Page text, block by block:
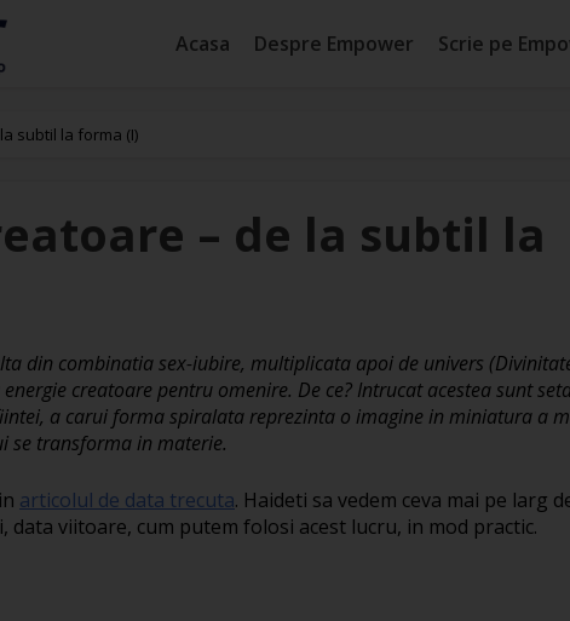
Acasa Despre Empower Scrie pe
subtil la forma (I)
– de la subtil la
din combinatia sex-iubire, multiplicata apoi de univers
creatoare pentru omenire. De ce? Intrucat acestea sunt
a carui forma spiralata reprezinta o imagine in miniatura a
se transforma in materie.
articolul de data trecuta. Haideti sa vedem ceva mai pe larg
viitoare, cum putem folosi acest lucru, in mod practic.